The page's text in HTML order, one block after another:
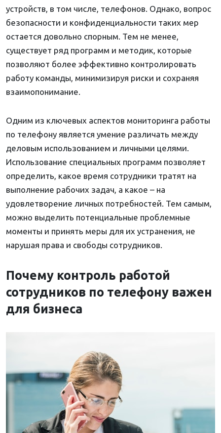
устройств, в том числе, телефонов. Однако, вопрос
безопасности и конфиденциальности таких мер
остается довольно спорным. Тем не менее,
существует ряд программ и методик, которые
позволяют более эффективно контролировать
работу команды, минимизируя риски и сохраняя
взаимопонимание.
Одним из ключевых аспектов мониторинга работы
по телефону является умение различать между
деловым использованием и личными целями.
Использование специальных программ позволяет
определить, какое время сотрудники тратят на
выполнение рабочих задач, а какое – на
удовлетворение личных потребностей. Тем самым,
можно выделить потенциальные проблемные
моменты и принять меры для их устранения, не
нарушая права и свободы сотрудников.
Почему контроль работой
сотрудников по телефону важен
для бизнеса